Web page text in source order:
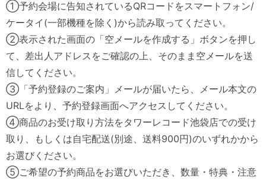
①予約会場に告知されているQRコードをスマートフォン/
ケータイ(一部機種を除く)から読み取ってください。
②表示された画面の「空メールを作成する」ボタンを押し
て、差出人アドレスをご確認の上、そのまま空メールを送
信してください。
③「予約登録のご案内」メールが届いたら、メール本文の
URLをより、予約登録画面へアクセスしてください。
④商品のお受け取り方法をタワーレコード池袋店での受け
取り、もしくは自宅配送(別途、送料900円)のいずれかから
お選びください。
⑤ご希望の予約商品をお選びいただき、数量・特典・注意